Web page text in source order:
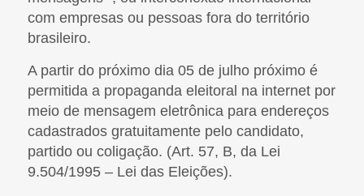
com empresas ou pessoas fora do território
brasileiro.
A partir do próximo dia 05 de julho próximo é
permitida a propaganda eleitoral na internet por
meio de mensagem eletrônica para endereços
cadastrados gratuitamente pelo candidato,
partido ou coligação. (Art. 57, B, da Lei
9.504/1995 – Lei das Eleições).